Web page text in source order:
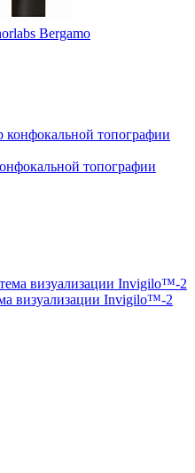
Bergamo
топографии
визуализации Invigilo™-2